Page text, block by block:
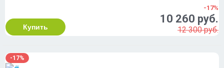
Купить
-17%
10 260 руб.
12 300 руб.
-17%